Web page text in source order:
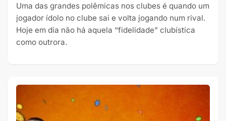
Uma das grandes polêmicas nos clubes é quando um
jogador ídolo no clube sai e volta jogando num rival.
Hoje em dia não há aquela “fidelidade” clubística
como outrora.